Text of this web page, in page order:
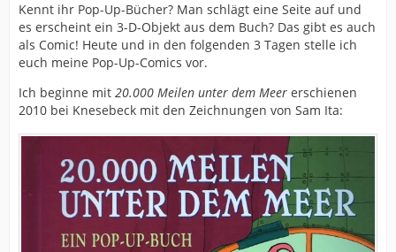
Kennt ihr Pop-Up-Bücher? Man schlägt eine Seite auf und
es erscheint ein 3-D-Objekt aus dem Buch? Das gibt es auch
als Comic! Heute und in den folgenden 3 Tagen stelle ich
euch meine Pop-Up-Comics vor.
Ich beginne mit 20.000 Meilen unter dem Meer erschienen
2010 bei Knesebeck mit den Zeichnungen von Sam Ita: